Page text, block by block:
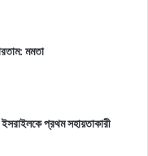
মমতা
প্রথম সহায়তাকারী